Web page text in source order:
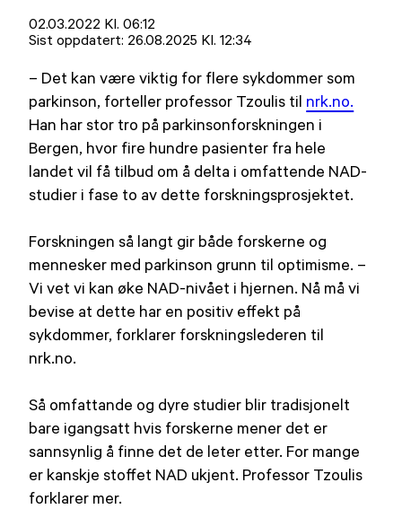
Lagt
ut
02.03.2022 Kl. 06:12
Sist oppdatert: 26.08.2025 Kl. 12:34
– Det kan være viktig for flere sykdommer som
parkinson, forteller professor Tzoulis til nrk.no.
Han har stor tro på parkinsonforskningen i
Bergen, hvor fire hundre pasienter fra hele
landet vil få tilbud om å delta i omfattende NAD-
studier i fase to av dette forskningsprosjektet.
Forskningen så langt gir både forskerne og
mennesker med parkinson grunn til optimisme. –
Vi vet vi kan øke NAD-nivået i hjernen. Nå må vi
bevise at dette har en positiv effekt på
sykdommer, forklarer forskningslederen til
nrk.no.
Så omfattande og dyre studier blir tradisjonelt
bare igangsatt hvis forskerne mener det er
sannsynlig å finne det de leter etter. For mange
er kanskje stoffet NAD ukjent. Professor Tzoulis
forklarer mer.